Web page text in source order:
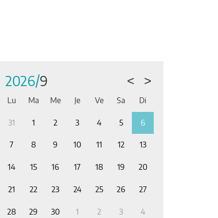
2026/9 < >
Lu Ma Me Je Ve Sa Di
31 1 2 3 4 5 6
7 8 9 10 11 12 13
14 15 16 17 18 19 20
21 22 23 24 25 26 27
28 29 30 1 2 3 4